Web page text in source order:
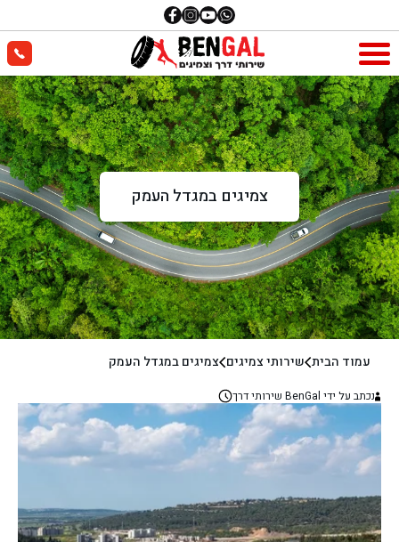
צמיגים במגדל העמק
עמוד הבית שירותי צמיגים צמיגים במגדל העמק
נכתב על ידי BenGal שירותי דרך